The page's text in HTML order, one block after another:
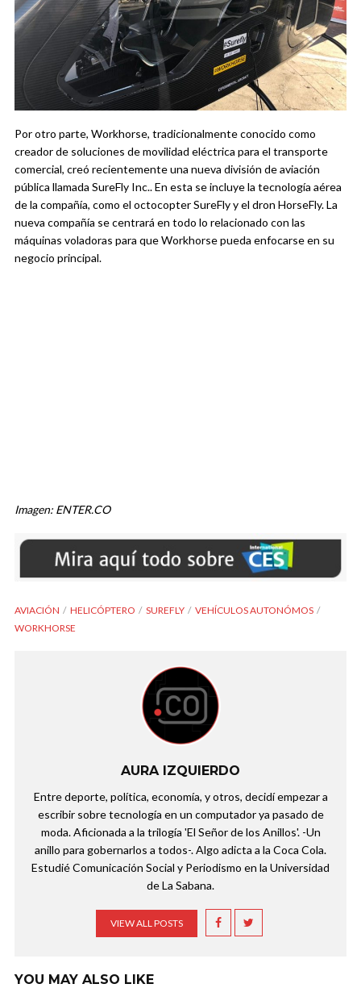
Por otro parte, Workhorse, tradicionalmente conocido como
creador de soluciones de movilidad eléctrica para el transporte
comercial, creó recientemente una nueva división de aviación
pública llamada SureFly Inc.. En esta se incluye la tecnología aérea
de la compañía, como el octocopter SureFly y el dron HorseFly. La
nueva compañía se centrará en todo lo relacionado con las
máquinas voladoras para que Workhorse pueda enfocarse en su
negocio principal.
Imagen: ENTER.CO
AVIACIÓN HELICÓPTERO SUREFLY
VEHÍCULOS AUTONÓMOS
WORKHORSE
AURA IZQUIERDO
Entre deporte, política, economía, y otros, decidí empezar a
escribir sobre tecnología en un computador ya pasado de
moda. Aficionada a la trilogía 'El Señor de los Anillos'. -Un
anillo para gobernarlos a todos-. Algo adicta a la Coca Cola.
Estudié Comunicación Social y Periodismo en la Universidad
de La Sabana.
VIEW ALL POSTS
YOU MAY ALSO LIKE